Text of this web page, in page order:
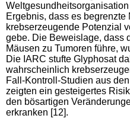
Ergebnis, dass es begrenzte
krebserzeugende Potenzial
gebe. Die Beweislage, dass
Mäusen zu Tumoren führe,
Die IARC stufte Glyphosat
wahrscheinlich
Fall-Kontroll-Studien aus
zeigten ein gesteigertes
den bösartigen
erkranken [12].